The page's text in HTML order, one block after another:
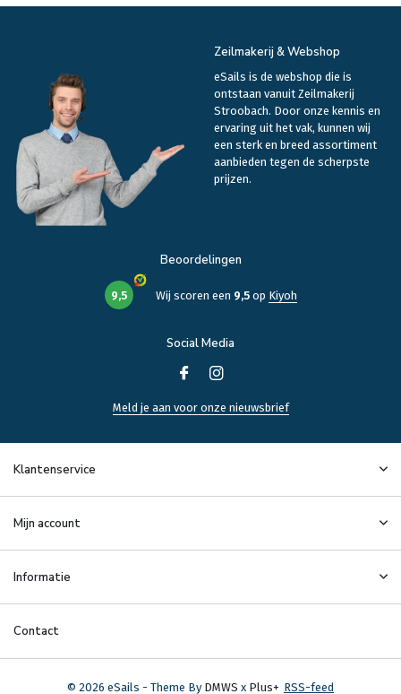
Zeilmakerij & Webshop
eSails is de webshop die is
ontstaan vanuit Zeilmakerij
Stroobach. Door onze kennis en
ervaring uit het vak, kunnen wij
een sterk en breed assortiment
aanbieden tegen de scherpste
prijzen.
Beoordelingen
9,5 Wij scoren een 9,5op Kiyoh
Social Media
Meld je aan voor onze nieuwsbrief
Klantenservice
Mijn account
Informatie
Contact
© 2026 eSails - Theme By DMWS x Plus+ RSS-feed